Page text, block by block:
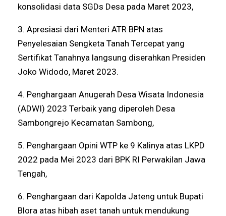
konsolidasi data SGDs Desa pada Maret 2023,
3. Apresiasi dari Menteri ATR BPN atas
Penyelesaian Sengketa Tanah Tercepat yang
Sertifikat Tanahnya langsung diserahkan Presiden
Joko Widodo, Maret 2023.
4. Penghargaan Anugerah Desa Wisata Indonesia
(ADWI) 2023 Terbaik yang diperoleh Desa
Sambongrejo Kecamatan Sambong,
5. Penghargaan Opini WTP ke 9 Kalinya atas LKPD
2022 pada Mei 2023 dari BPK RI Perwakilan Jawa
Tengah,
6. Penghargaan dari Kapolda Jateng untuk Bupati
Blora atas hibah aset tanah untuk mendukung